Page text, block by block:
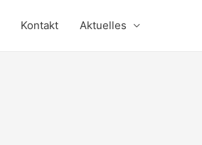
Kontakt Aktuelles